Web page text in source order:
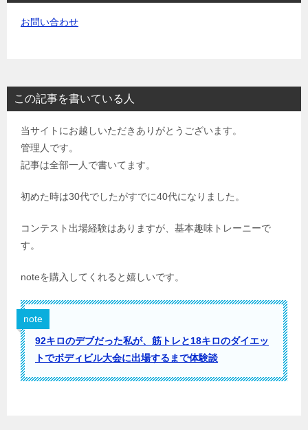
お問い合わせ
この記事を書いている人
当サイトにお越しいただきありがとうございます。
管理人です。
記事は全部一人で書いてます。
初めた時は30代でしたがすでに40代になりました。
コンテスト出場経験はありますが、基本趣味トレーニーで
す。
noteを購入してくれると嬉しいです。
note
92キロのデブだった私が、筋トレと18キロのダイエッ
トでボディビル大会に出場するまで体験談